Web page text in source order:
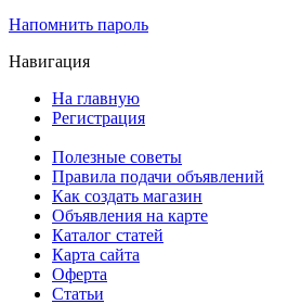
Напомнить пароль
Навигация
На главную
Регистрация
Полезные советы
Правила подачи объявлений
Как создать магазин
Объявления на карте
Каталог статей
Карта сайта
Оферта
Статьи